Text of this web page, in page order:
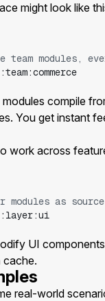
might look like
team modules,
compile
You get instant
work across
as
UI
cache.
real-world